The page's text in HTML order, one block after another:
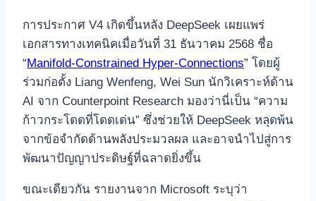
การประกาศ V4 เกิดขึ้นหลัง DeepSeek เผยแพร่
เอกสารทางเทคนิคเมื่อวันที่ 31 ธันวาคม 2568 ชื่อ
“Manifold-Constrained Hyper-Connections” โดยผู้
ร่วมก่อตั้ง Liang Wenfeng, Wei Sun นักวิเคราะห์ด้าน
AI จาก Counterpoint Research มองว่านี่เป็น “ความ
ก้าวกระโดดที่โดดเด่น” ซึ่งช่วยให้ DeepSeek หลุดพ้น
จากข้อจำกัดด้านพลังประมวลผล และอาจนำไปสู่การ
พัฒนาปัญญาประดิษฐ์ที่ฉลาดยิ่งขึ้น
ขณะเดียวกัน รายงานจาก Microsoft ระบุว่า